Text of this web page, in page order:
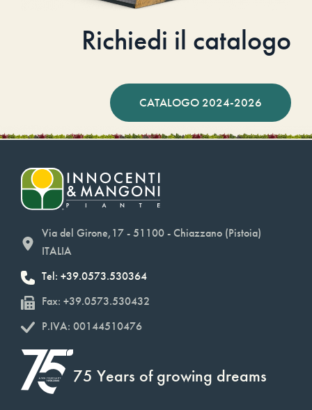
Richiedi il catalogo
CATALOGO 2024-2026
Via del Girone,17 - 51100 - Chiazzano (Pistoia)
ITALIA
Tel: +39.0573.530364
Fax: +39.0573.530432
P.IVA: 00144510476
75 Years of growing dreams